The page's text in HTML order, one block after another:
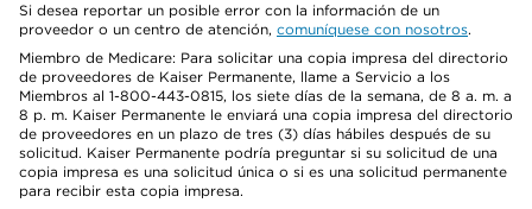
Si desea reportar un posible error con la información de un
proveedor o un centro de atención, comuníquese con nosotros.
Miembro de Medicare: Para solicitar una copia impresa del directorio
de proveedores de Kaiser Permanente, llame a Servicio a los
Miembros al 1-800-443-0815, los siete días de la semana, de 8 a. m. a
8 p. m. Kaiser Permanente le enviará una copia impresa del directorio
de proveedores en un plazo de tres (3) días hábiles después de su
solicitud. Kaiser Permanente podría preguntar si su solicitud de una
copia impresa es una solicitud única o si es una solicitud permanente
para recibir esta copia impresa.